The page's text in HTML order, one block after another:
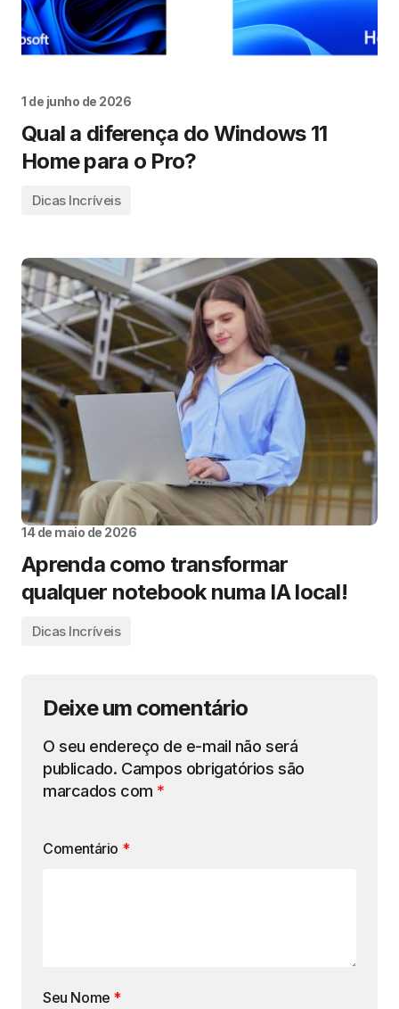
1 de junho de 2026
Qual a diferença do Windows 11
Home para o Pro?
Dicas Incríveis
14 de maio de 2026
Aprenda como transformar
qualquer notebook numa IA local!
Dicas Incríveis
Deixe um comentário
O seu endereço de e-mail não será
publicado. Campos obrigatórios são
marcados com *
Comentário *
Seu Nome *